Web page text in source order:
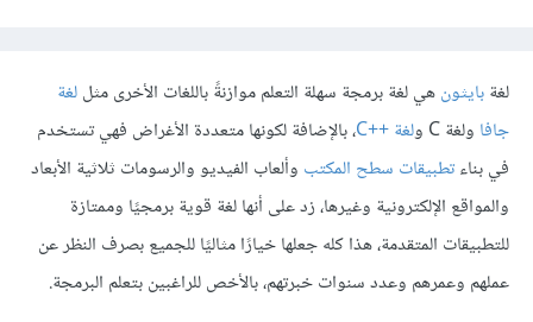
لغةبايثونهي لغة برمجة سهلة التعلم موازنةً باللغات الأخرى مثللغة
جافا ولغة C و لغة ++C ، بالإضافة لكونها متعددة الأغراض فهي تستخدم
في بناءتطبيقات سطح المكتب وألعاب الفيديو والرسومات ثلاثية الأبعاد
والمواقع الإلكترونية وغيرها، زد على أنها لغة قوية برمجيًا وممتازة
للتطبيقات المتقدمة، هذا كله جعلها خيارًا مثاليًا للجميع بصرف النظر عن
عملهم وعمرهم وعدد سنوات خبرتهم، بالأخص للراغبين بتعلم البرمجة.